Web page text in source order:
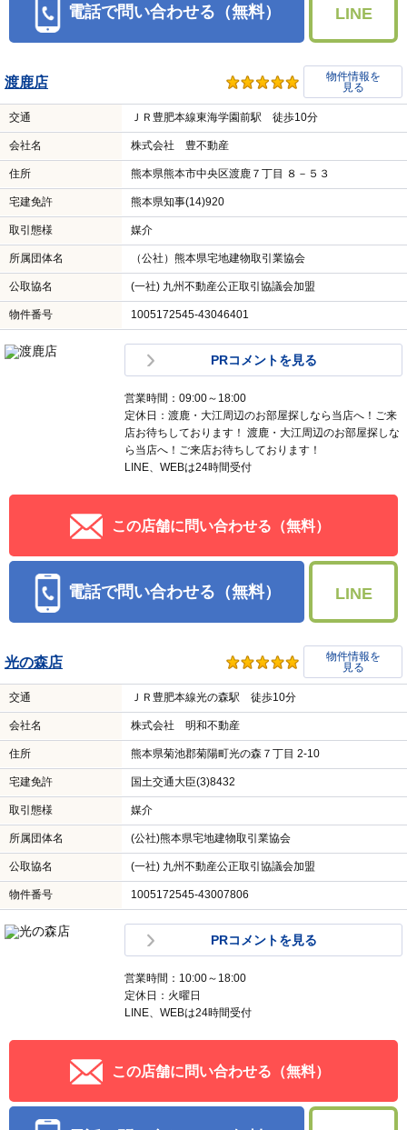
電話で問い合わせる（無料） LINE
渡鹿店
物件情報を
見る
交通 ＪＲ豊肥本線東海学園前駅 徒歩10分
会社名 株式会社 豊不動産
住所 熊本県熊本市中央区渡鹿７丁目 ８－５３
宅建免許 熊本県知事(14)920
取引態様 媒介
所属団体名 （公社）熊本県宅地建物取引業協会
公取協名 (一社) 九州不動産公正取引協議会加盟
物件番号 1005172545-43046401
PRコメントを見る
営業時間：09:00～18:00
定休日：渡鹿・大江周辺のお部屋探しなら当店へ！ご来
店お待ちしております！ 渡鹿・大江周辺のお部屋探しな
ら当店へ！ご来店お待ちしております！
LINE、WEBは24時間受付
この店舗に問い合わせる（無料）
電話で問い合わせる（無料） LINE
光の森店
物件情報を
見る
交通 ＪＲ豊肥本線光の森駅 徒歩10分
会社名 株式会社 明和不動産
住所 熊本県菊池郡菊陽町光の森７丁目 2-10
宅建免許 国土交通大臣(3)8432
取引態様 媒介
所属団体名 (公社)熊本県宅地建物取引業協会
公取協名 (一社) 九州不動産公正取引協議会加盟
物件番号 1005172545-43007806
PRコメントを見る
営業時間：10:00～18:00
定休日：火曜日
LINE、WEBは24時間受付
この店舗に問い合わせる（無料）